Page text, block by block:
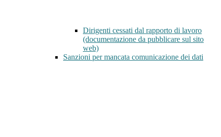
Dirigenti cessati dal rapporto di lavoro
(documentazione da pubblicare sul sito
web)
Sanzioni per mancata comunicazione dei dati